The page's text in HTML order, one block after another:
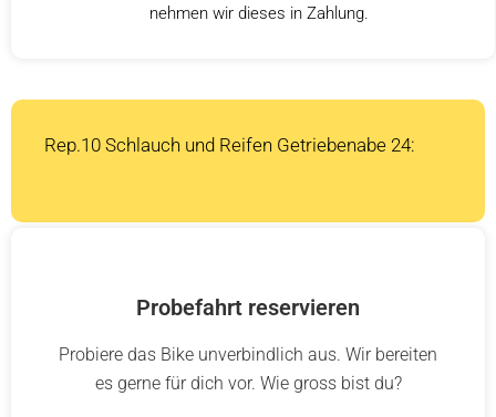
nehmen wir dieses in Zahlung.
Rep.10 Schlauch und Reifen Getriebenabe 24:
Probefahrt reservieren
Probiere das Bike unverbindlich aus. Wir bereiten
es gerne für dich vor. Wie gross bist du?